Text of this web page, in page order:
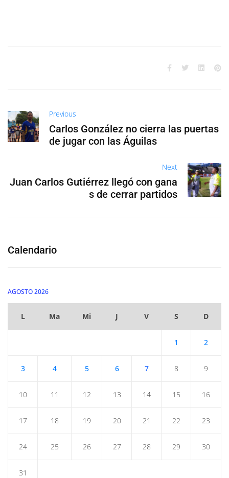
Previous
Carlos González no cierra las puertas
de jugar con las Águilas
Next
Juan Carlos Gutiérrez llegó con gana
s de cerrar partidos
Calendario
AGOSTO 2026
L Ma Mi J V S D
1 2
3 4 5 6 7 8 9
10 11 12 13 14 15 16
17 18 19 20 21 22 23
24 25 26 27 28 29 30
31